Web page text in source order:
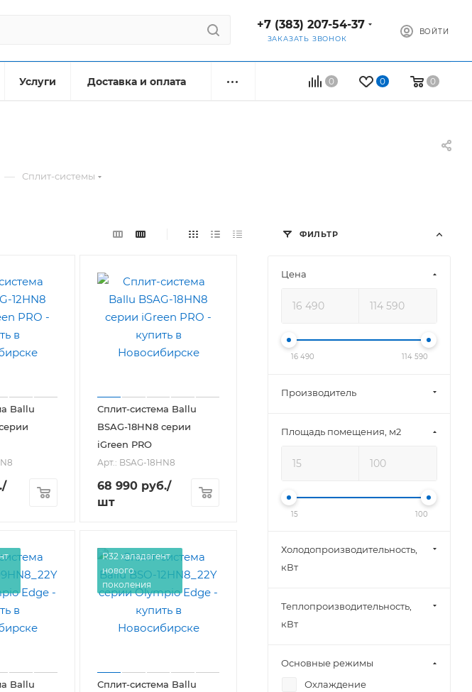
+7 (383) 207-54-37
ЗАКАЗАТЬ ЗВОНОК
ВОЙТИ
0 0 0
Услуги Доставка и оплата
— Сплит-системы
Ballu
/
Сплит-система Ballu
BSAG-18HN8 серии
iGreen PRO
Арт.: BSAG-18HN8
68 990 руб./
шт
Ballu
R32 халадагент
нового
поколения
Сплит-система Ballu
ФИЛЬТР
Цена
16 490 114 590
Производитель
Площадь помещения, м2
15 100
Холодопроизводительность,
кВт
Теплопроизводительность,
кВт
Основные режимы
Охлаждение